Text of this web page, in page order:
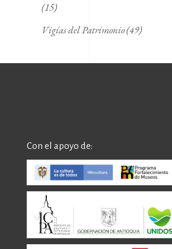
(15)
Vigías del Patrimonio(49)
Con el apoyo de: